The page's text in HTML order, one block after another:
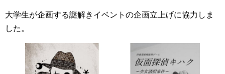
大学生が企画する謎解きイベントの企画立上げに協力しま
した。